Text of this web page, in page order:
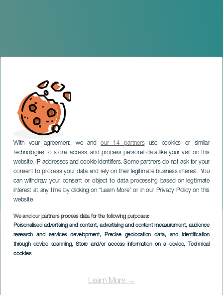
With your agreement, we andour 14 partnersuse cookies or similar
technologies to store, access, and process personal data like your visit on this
website, IP addresses and cookie identifiers. Some partners do not ask for your
consent to process your data and rely on their legitimate business interest. You
can withdraw your consent or object to data processing based on legitimate
interest at any time by clicking on “Learn More” or in our Privacy Policy on this
website.
We and our partners process data for the following purposes:
Personalised advertising and content, advertising and content measurement, audience
research and services development, Precise geolocation data, and identification
through device scanning, Store and/or access information on a device, Technical
cookies
Learn More →
La fabbrica dei sogni
LANZAROTE
Imagen
Listado